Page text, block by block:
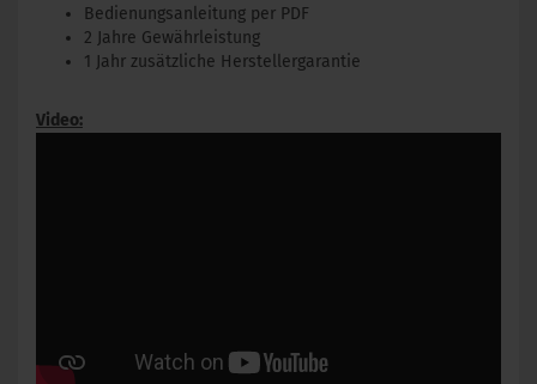
Bedienungsanleitung per PDF
2 Jahre Gewährleistung
1 Jahr zusätzliche Herstellergarantie
Video: